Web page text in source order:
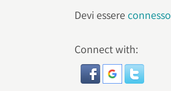
Devi essereconnesso
Connect with: